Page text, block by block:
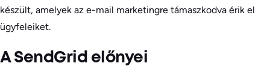
készült, amelyek az e-mail marketingre támaszkodva érik el
ügyfeleiket.
A SendGrid előnyei